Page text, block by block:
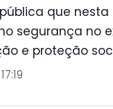
que nesta
segurança no
e proteção